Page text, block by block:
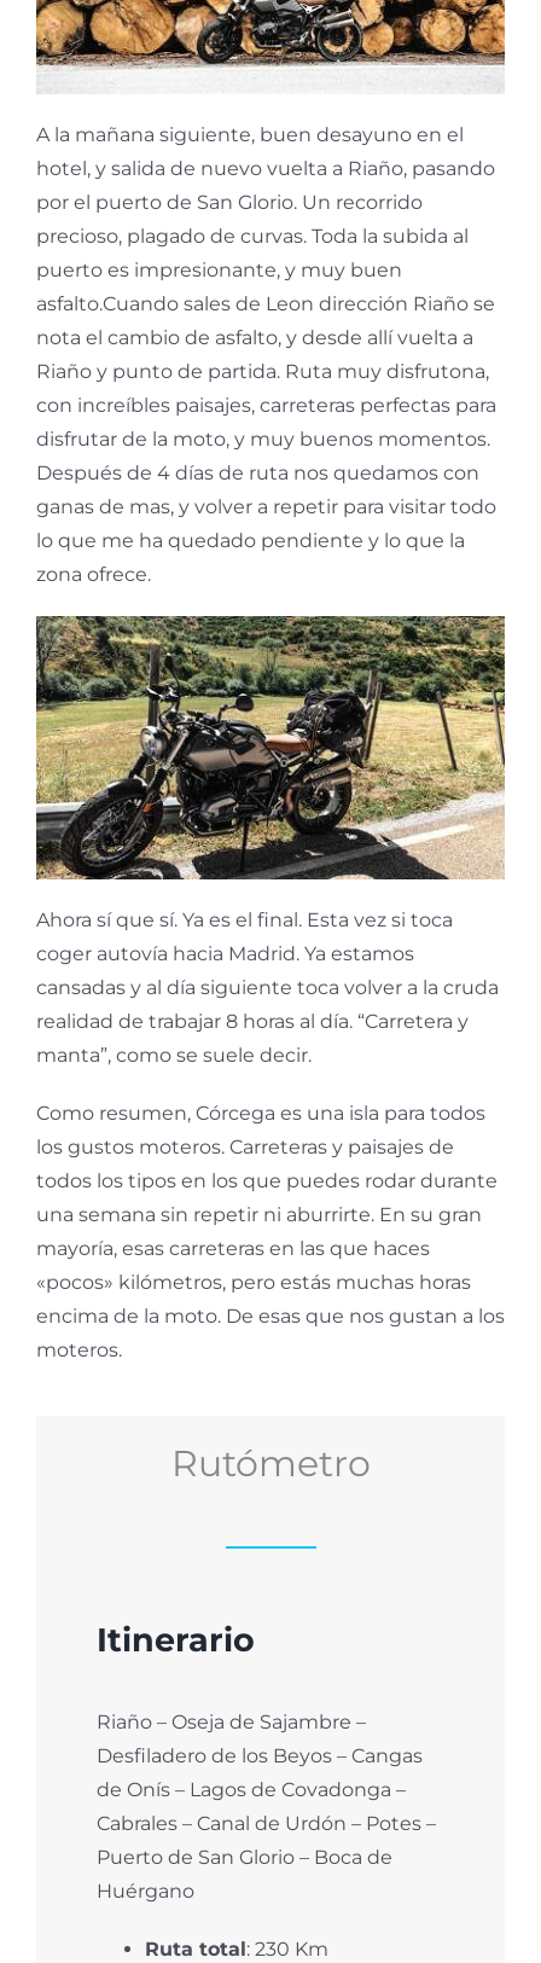
A la mañana siguiente, buen desayuno en el
hotel, y salida de nuevo vuelta a Riaño, pasando
por el puerto de San Glorio. Un recorrido
precioso, plagado de curvas. Toda la subida al
puerto es impresionante, y muy buen
asfalto.Cuando sales de Leon dirección Riaño se
nota el cambio de asfalto, y desde allí vuelta a
Riaño y punto de partida. Ruta muy disfrutona,
con increíbles paisajes, carreteras perfectas para
disfrutar de la moto, y muy buenos momentos.
Después de 4 días de ruta nos quedamos con
ganas de mas, y volver a repetir para visitar todo
lo que me ha quedado pendiente y lo que la
zona ofrece.
Ahora sí que sí. Ya es el final. Esta vez si toca
coger autovía hacia Madrid. Ya estamos
cansadas y al día siguiente toca volver a la cruda
realidad de trabajar 8 horas al día. “Carretera y
manta”, como se suele decir.
Como resumen, Córcega es una isla para todos
los gustos moteros. Carreteras y paisajes de
todos los tipos en los que puedes rodar durante
una semana sin repetir ni aburrirte. En su gran
mayoría, esas carreteras en las que haces
«pocos» kilómetros, pero estás muchas horas
encima de la moto. De esas que nos gustan a los
moteros.
Rutómetro
Itinerario
Riaño – Oseja de Sajambre –
Desfiladero de los Beyos – Cangas
de Onís – Lagos de Covadonga –
Cabrales – Canal de Urdón – Potes –
Puerto de San Glorio – Boca de
Huérgano
Ruta total : 230 Km